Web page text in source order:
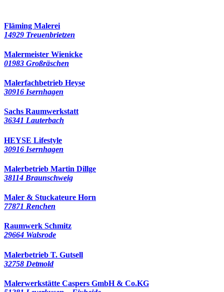
Fläming Malerei
14929 Treuenbrietzen
Malermeister Wienicke
01983 Großräschen
Malerfachbetrieb Heyse
30916 Isernhagen
Sachs Raumwerkstatt
36341 Lauterbach
HEYSE Lifestyle
30916 Isernhagen
Malerbetrieb Martin Dillge
38114 Braunschweig
Maler & Stuckateure Horn
77871 Renchen
Raumwerk Schmitz
29664 Walsrode
Malerbetrieb T. Gutsell
32758 Detmold
Malerwerkstätte Caspers GmbH & Co.KG